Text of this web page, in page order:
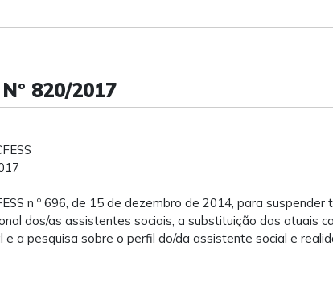
820/2017
n º 696, de 15 de dezembro de 2014, para suspender
dos/as assistentes sociais, a substituição das atuais
a pesquisa sobre o perfil do/da assistente social e